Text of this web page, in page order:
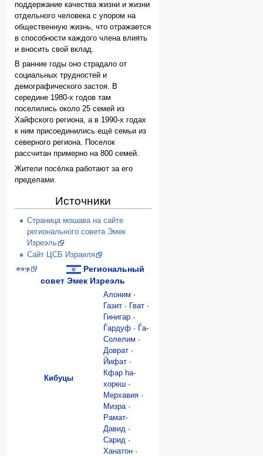
поддержание качества жизни и жизни
отдельного человека с упором на
общественную жизнь, что отражается
в способности каждого члена влиять
и вносить свой вклад.
В ранние годы оно страдало от
социальных трудностей и
демографического застоя. В
середине 1980-х годов там
поселились около 25 семей из
Хайфского региона, а в 1990-х годах
к ним присоединились ещё семьи из
северного региона. Поселок
рассчитан примерно на 800 семей.
Жители посёлка работают за его
пределами.
Источники
Страница мошава на сайте
регионального совета Эмек
Изреэль
Сайт ЦСБ Израиля
п·о·р
Региональный
совет Эмек Изреэль
Кибуцы
Алоним ·
Газит · Гват ·
Гинигар ·
Ѓардуф · Ѓа-
Солелим ·
Доврат ·
Йифат ·
Кфар hа-
хореш ·
Мерхавия ·
Мизра ·
Рамат-
Давид ·
Сарид ·
Ханатон ·